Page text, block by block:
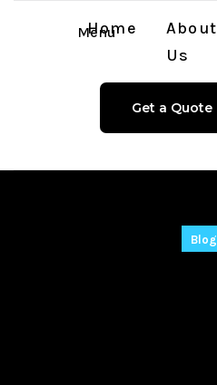
Menu
Home
About
Us
Get a Quote
Blog